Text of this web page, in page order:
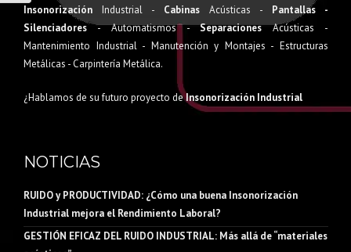
Insonorización Industrial - Cabinas Acústicas - Pantallas -
Silenciadores- Automatismos -SeparacionesAcústicas -
Mantenimiento Industrial - Manutención y Montajes - Estructuras
Metálicas - Carpintería Metálica.
¿Hablamos de su futuro proyecto deInsonorización Industrial
NOTICIAS
RUIDO y PRODUCTIVIDAD: ¿Cómo una buena Insonorización
Industrial mejora el Rendimiento Laboral?
GESTIÓN EFICAZ DEL RUIDO INDUSTRIAL: Más allá de “materiales